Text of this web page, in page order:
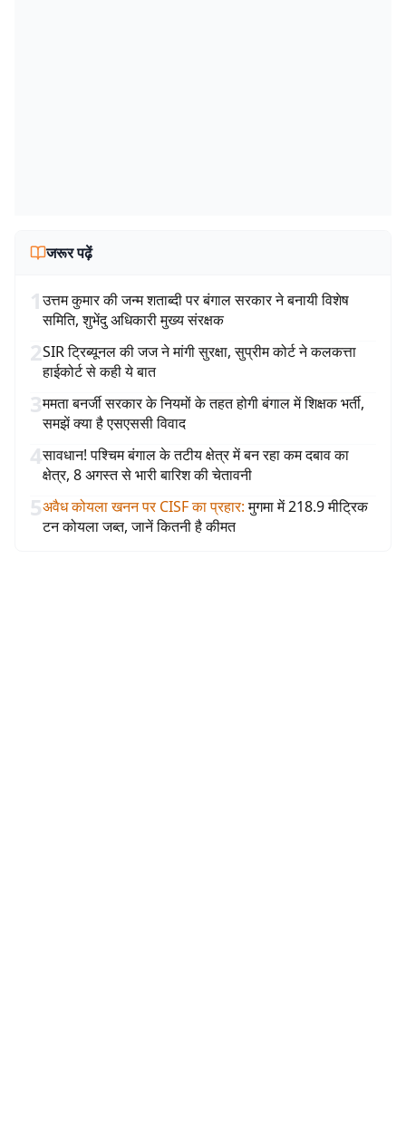
जरूर पढ़ें
1उत्तम कुमार की जन्म शताब्दी पर बंगाल सरकार ने बनायी विशेष
समिति, शुभेंदु अधिकारी मुख्य संरक्षक
2SIR ट्रिब्यूनल की जज ने मांगी सुरक्षा, सुप्रीम कोर्ट ने कलकत्ता
हाईकोर्ट से कही ये बात
3ममता बनर्जी सरकार के नियमों के तहत होगी बंगाल में शिक्षक भर्ती,
समझें क्या है एसएससी विवाद
4सावधान! पश्चिम बंगाल के तटीय क्षेत्र में बन रहा कम दबाव का
क्षेत्र, 8 अगस्त से भारी बारिश की चेतावनी
5अवैध कोयला खनन पर CISF का प्रहार: मुगमा में 218.9 मीट्रिक
टन कोयला जब्त, जानें कितनी है कीमत